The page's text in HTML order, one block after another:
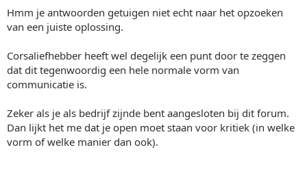
t
e
m
Hmm je antwoorden getuigen niet echt naar het opzoeken
van een juiste oplossing.
Corsaliefhebber heeft wel degelijk een punt door te zeggen
dat dit tegenwoordig een hele normale vorm van
communicatie is.
Zeker als je als bedrijf zijnde bent aangesloten bij dit forum.
Dan lijkt het me dat je open moet staan voor kritiek (in welke
vorm of welke manier dan ook).